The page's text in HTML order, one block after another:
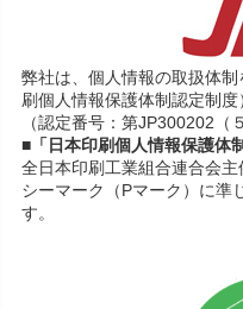
弊社は、個人情報の取扱体
刷個人情報保護体制認定制度
（認定番号：第JP300202（
■「日本印刷個人情報保護体
全日本印刷工業組合連合会
シーマーク（Pマーク）に準
す。